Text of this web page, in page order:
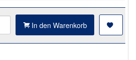
In den Warenkorb